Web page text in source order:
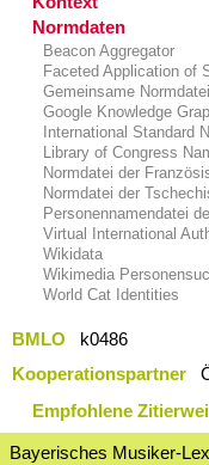
Normdaten
Beacon Aggregator
Faceted Application of
Gemeinsame
Google Knowledge
International Standard
Library of Congress
Normdatei der
Normdatei der
Personennamendatei
Virtual International
Wikidata
Wikimedia
World Cat Identities
BMLO k0486
Kooperationspartner
Empfohlene
Bayerisches Musiker-